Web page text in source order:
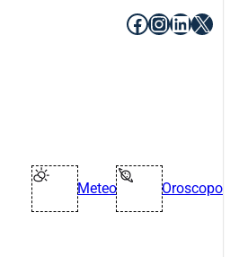
Facebook
X
Meteo Oroscopo